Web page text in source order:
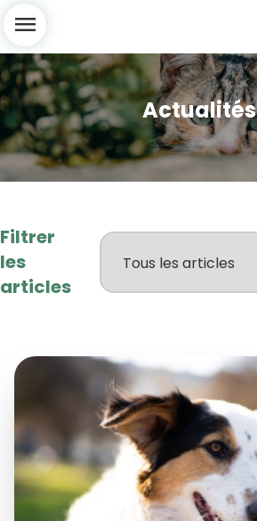
menu
Actualités
Filtrer
les
articles